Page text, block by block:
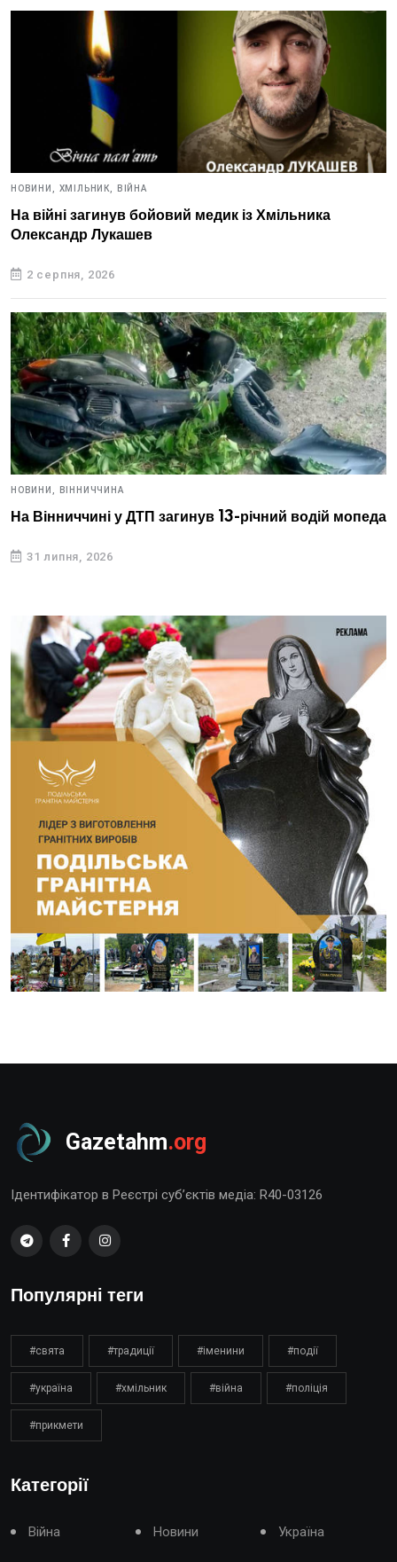
НОВИНИ, ХМІЛЬНИК, ВІЙНА
На війні загинув бойовий медик із Хмільника
Олександр Лукашев
2 серпня, 2026
НОВИНИ, ВІННИЧЧИНА
На Вінниччині у ДТП загинув 13-річний водій мопеда
31 липня, 2026
Gazetahm.org
Ідентифікатор в Реєстрі суб’єктів медіа: R40-03126
Популярні теги
#свята #традиції #іменини #події
#україна #хмільник #війна #поліція
#прикмети
Категорії
Війна Новини Україна